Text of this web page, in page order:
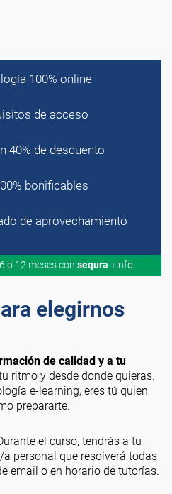
100% online
de acceso
40% de descuento
bonificables
de aprovechamiento
o 12 meses con sequra +info
elegirnos
de calidad y a tu
ritmo y desde donde quieras.
e-learning, eres tú quien
prepararte.
el curso, tendrás a tu
personal que resolverá todas
email o en horario de tutorías.